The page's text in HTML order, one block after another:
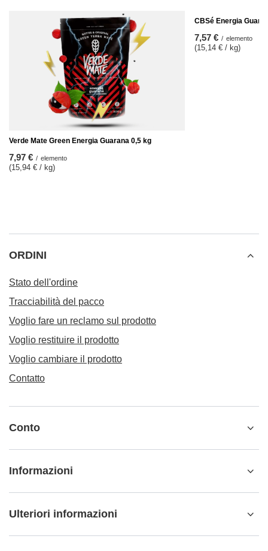
Verde Mate Green Energia Guarana 0,5 kg
7,97 € / elemento
(15,94 € / kg)
CBSé Energia
7,57 € / elemento
(15,14 € / kg)
ORDINI
Stato dell'ordine
Tracciabilità del pacco
Voglio fare un reclamo sul prodotto
Voglio restituire il prodotto
Voglio cambiare il prodotto
Contatto
Conto
Informazioni
Ulteriori informazioni